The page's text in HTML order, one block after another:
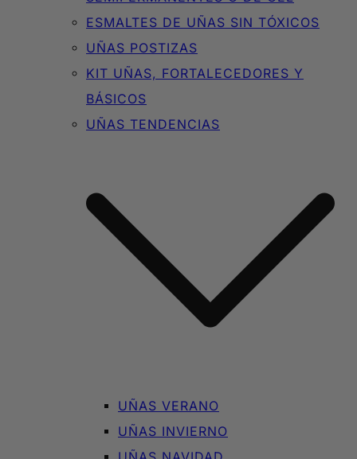
ESMALTES DE UÑAS SIN TÓXICOS
UÑAS POSTIZAS
KIT UÑAS, FORTALECEDORES Y
BÁSICOS
UÑAS TENDENCIAS
UÑAS VERANO
UÑAS INVIERNO
UÑAS NAVIDAD